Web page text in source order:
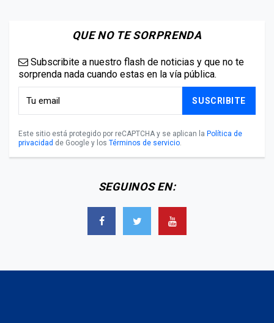
QUE NO TE SORPRENDA
Subscribite a nuestro flash de noticias y que no te
sorprenda nada cuando estas en la vía pública.
SUSCRIBITE
Este sitio está protegido por reCAPTCHA y se aplican la Política de
privacidad de Google y los Términos de servicio.
SEGUINOS EN: